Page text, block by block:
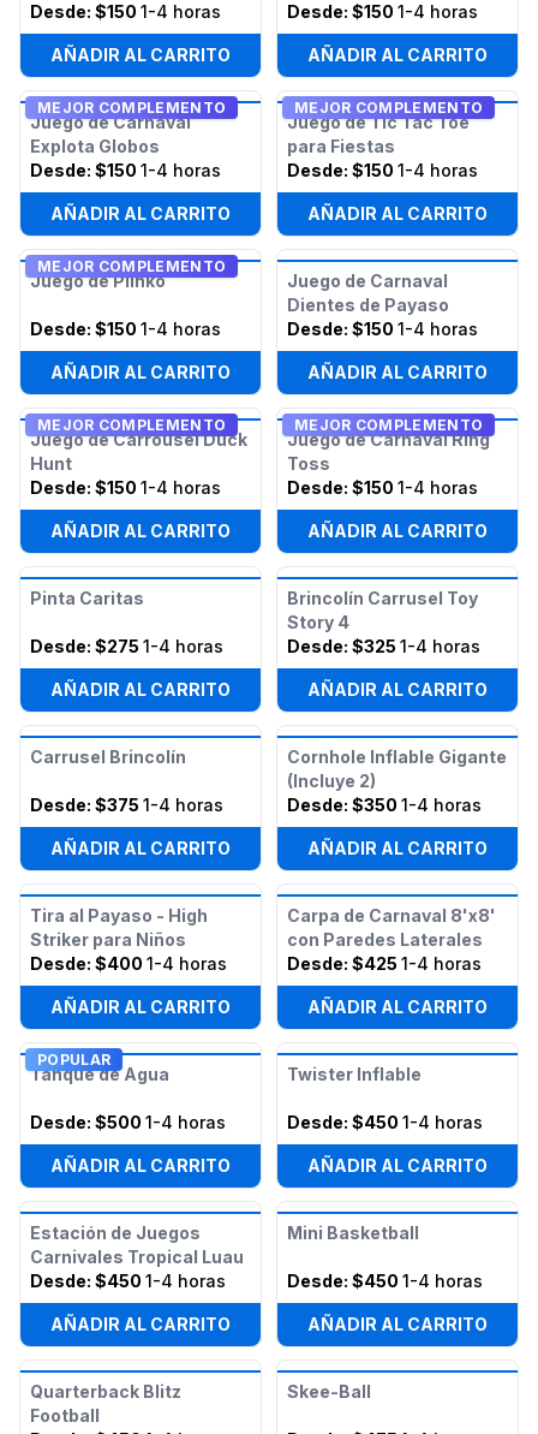
Desde: $150 1-4 horas
AÑADIR AL CARRITO
Desde: $150 1-4 horas
AÑADIR AL CARRITO
MEJOR COMPLEMENTO
Juego de Carnaval
Explota Globos
Desde: $150 1-4 horas
AÑADIR AL CARRITO
MEJOR COMPLEMENTO
Juego de Tic Tac Toe
para Fiestas
Desde: $150 1-4 horas
AÑADIR AL CARRITO
MEJOR COMPLEMENTO
Juego de Plinko
Desde: $150 1-4 horas
AÑADIR AL CARRITO
Juego de Carnaval
Dientes de Payaso
Desde: $150 1-4 horas
AÑADIR AL CARRITO
MEJOR COMPLEMENTO
Juego de Carrousel Duck
Hunt
Desde: $150 1-4 horas
AÑADIR AL CARRITO
MEJOR COMPLEMENTO
Juego de Carnaval Ring
Toss
Desde: $150 1-4 horas
AÑADIR AL CARRITO
Pinta Caritas
Desde: $275 1-4 horas
AÑADIR AL CARRITO
Brincolín Carrusel Toy
Story 4
Desde: $325 1-4 horas
AÑADIR AL CARRITO
Carrusel Brincolín
Desde: $375 1-4 horas
AÑADIR AL CARRITO
Cornhole Inflable Gigante
(Incluye 2)
Desde: $350 1-4 horas
AÑADIR AL CARRITO
Tira al Payaso - High
Striker para Niños
Desde: $400 1-4 horas
AÑADIR AL CARRITO
Carpa de Carnaval 8'x8'
con Paredes Laterales
Desde: $425 1-4 horas
AÑADIR AL CARRITO
POPULAR
Tanque de Agua
Desde: $500 1-4 horas
AÑADIR AL CARRITO
Twister Inflable
Desde: $450 1-4 horas
AÑADIR AL CARRITO
Estación de Juegos
Carnivales Tropical Luau
Desde: $450 1-4 horas
AÑADIR AL CARRITO
Mini Basketball
Desde: $450 1-4 horas
AÑADIR AL CARRITO
Quarterback Blitz
Football
Skee-Ball